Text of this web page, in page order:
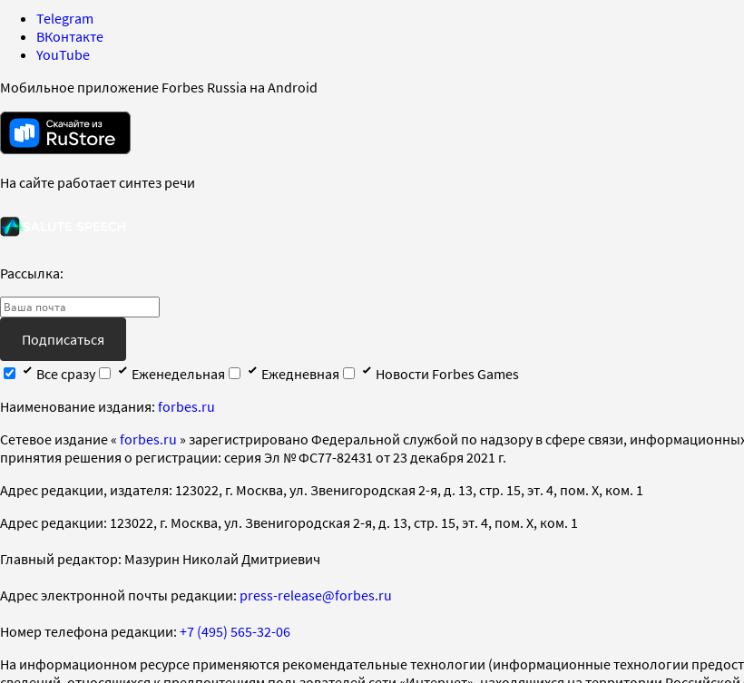
Telegram
ВКонтакте
YouTube
Мобильное приложение Forbes Russia на Android
На сайте работает синтез речи
Рассылка:
Подписаться
Все сразу
Еженедельная Ежедневная
Новости Forbes Games
Наименование издания: forbes.ru
Cетевое издание « forbes.ru » зарегистрировано Федеральной службой по надзору в сфере связи,
принятия решения о регистрации: серия Эл № ФС77-82431 от 23 декабря 2021 г.
Адрес редакции, издателя: 123022, г. Москва, ул. Звенигородская 2-я, д. 13, стр. 15, эт. 4, пом. X, ком. 1
Адрес редакции: 123022, г. Москва, ул. Звенигородская 2-я, д. 13, стр. 15, эт. 4, пом. X, ком. 1
Главный редактор: Мазурин Николай Дмитриевич
Адрес электронной почты редакции: press-release@forbes.ru
Номер телефона редакции: +7 (495) 565-32-06
На информационном ресурсе применяются рекомендательные технологии (информационные технологии